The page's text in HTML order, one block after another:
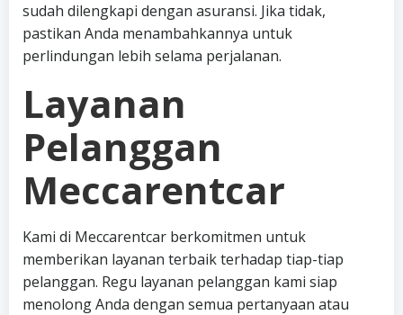
sudah dilengkapi dengan asuransi. Jika tidak,
pastikan Anda menambahkannya untuk
perlindungan lebih selama perjalanan.
Layanan
Pelanggan
Meccarentcar
Kami di Meccarentcar berkomitmen untuk
memberikan layanan terbaik terhadap tiap-tiap
pelanggan. Regu layanan pelanggan kami siap
menolong Anda dengan semua pertanyaan atau